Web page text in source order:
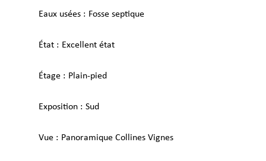
Eaux usées Fosse septique
État Excellent état
Étage Plain-pied
Exposition Sud
Vue Panoramique Collines Vignes